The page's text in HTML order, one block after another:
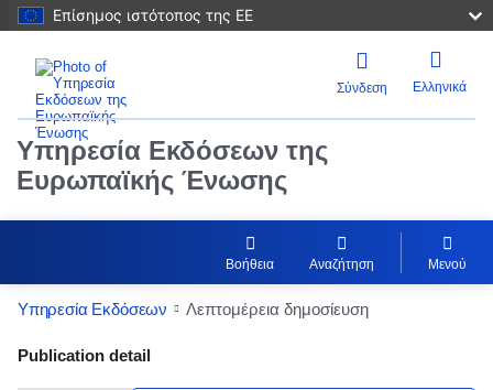
Επίσημος ιστότοπος της ΕΕ
Σύνδεση Ελληνικά
Υπηρεσία Εκδόσεων της
Ευρωπαϊκής Ένωσης
Βοήθεια Αναζήτηση Μενού
Υπηρεσία Εκδόσεων Λεπτομέρεια δημοσίευση
Publication Detail Actions Portlet
Publication detail